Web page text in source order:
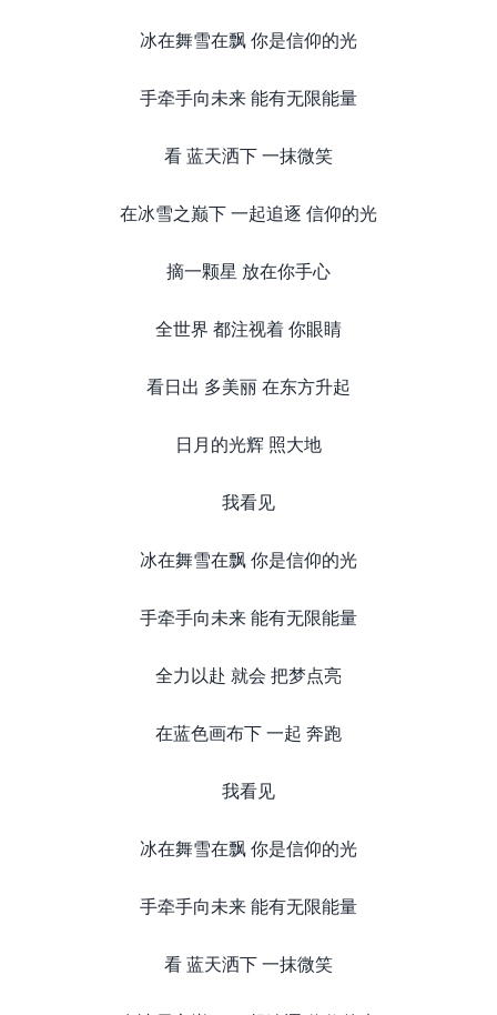
冰在舞雪在飘 你是信仰的光
手牵手向未来 能有无限能量
看 蓝天洒下 一抹微笑
在冰雪之巅下 一起追逐 信仰的光
摘一颗星 放在你手心
全世界 都注视着 你眼睛
看日出 多美丽 在东方升起
日月的光辉 照大地
我看见
冰在舞雪在飘 你是信仰的光
手牵手向未来 能有无限能量
全力以赴 就会 把梦点亮
在蓝色画布下 一起 奔跑
我看见
冰在舞雪在飘 你是信仰的光
手牵手向未来 能有无限能量
看 蓝天洒下 一抹微笑